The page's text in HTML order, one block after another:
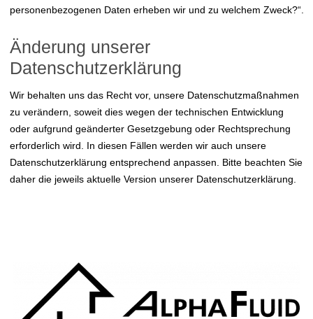
personenbezogenen Daten erheben wir und zu welchem Zweck?“.
Änderung unserer
Datenschutzerklärung
Wir behalten uns das Recht vor, unsere Datenschutzmaßnahmen
zu verändern, soweit dies wegen der technischen Entwicklung
oder aufgrund geänderter Gesetzgebung oder Rechtsprechung
erforderlich wird. In diesen Fällen werden wir auch unsere
Datenschutzerklärung entsprechend anpassen. Bitte beachten Sie
daher die jeweils aktuelle Version unserer Datenschutzerklärung.